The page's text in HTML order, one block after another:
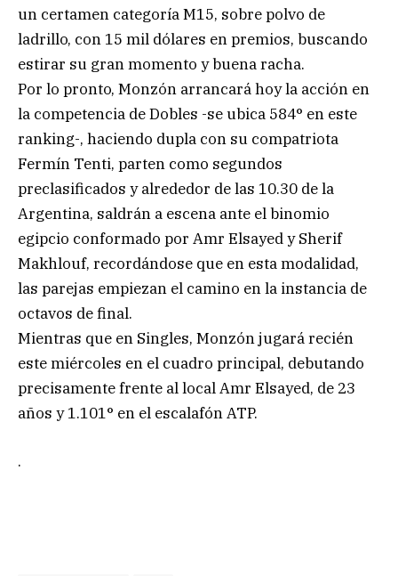
un certamen categoría M15, sobre polvo de
ladrillo, con 15 mil dólares en premios, buscando
estirar su gran momento y buena racha.
Por lo pronto, Monzón arrancará hoy la acción en
la competencia de Dobles -se ubica 584° en este
ranking-, haciendo dupla con su compatriota
Fermín Tenti, parten como segundos
preclasificados y alrededor de las 10.30 de la
Argentina, saldrán a escena ante el binomio
egipcio conformado por Amr Elsayed y Sherif
Makhlouf, recordándose que en esta modalidad,
las parejas empiezan el camino en la instancia de
octavos de final.
Mientras que en Singles, Monzón jugará recién
este miércoles en el cuadro principal, debutando
precisamente frente al local Amr Elsayed, de 23
años y 1.101° en el escalafón ATP.
.